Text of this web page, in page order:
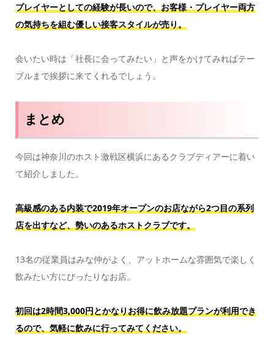
プレイヤーとしての経験が長いので、お客様・プレイヤー両方
の気持ちを組む優しい接客スタイルが売り。
会いたい時は「社長に会ってみたい」と声をかけてみればテー
ブルまで挨拶に来てくれるでしょう。
まとめ
今回は神奈川のホスト激戦区横浜にあるクラブディアーに着い
て紹介しました。
高級感のある内装で2019年オープンのお店ながら2つ目の系列
店を出すなど、勢いのあるホストクラブです。
13名の従業員はみな仲がよく、アットホームな雰囲気で楽しく
飲みたい方にぴったりなお店。
初回は2時間3,000円とかなりお得に飲み放題プランが利用でき
るので、気軽に飲みに行ってみてください。